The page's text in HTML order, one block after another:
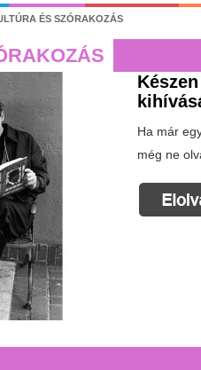
ÉS SZÓRAKOZÁS
Ha már
még ne